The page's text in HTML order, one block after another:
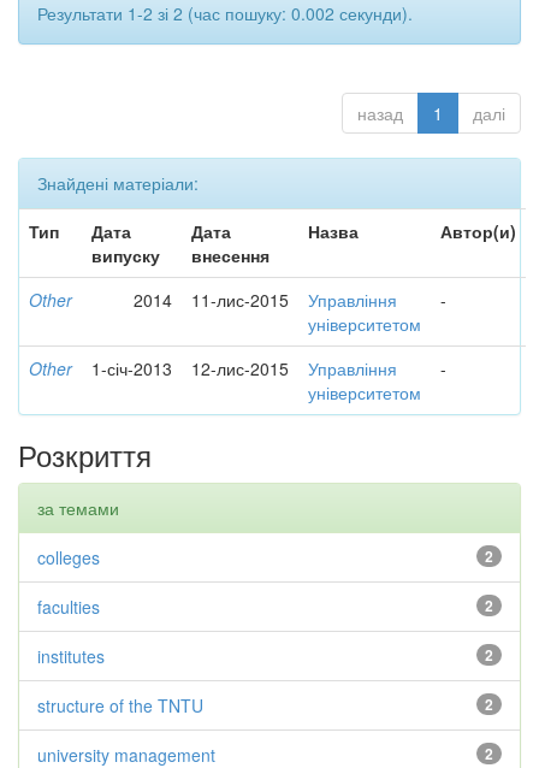
Результати 1-2 зі 2 (час пошуку: 0.002 секунди).
назад 1 далі
Знайдені матеріали:
Тип
Дата
випуску
Дата
внесення
Назва Автор(и)
Other 2014 11-лис-2015
Управління
університетом
-
Other 1-січ-2013 12-лис-2015
Управління
університетом
-
Розкриття
за темами
2
colleges
2
faculties
2
institutes
2
structure of the TNTU
2
university management